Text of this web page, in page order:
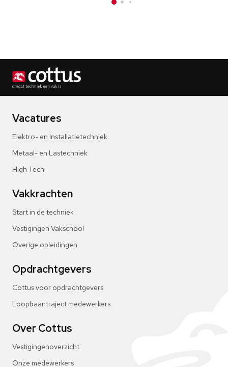
Vacatures
Elektro- en Installatietechniek
Metaal- en Lastechniek
High Tech
Vakkrachten
Start in de techniek
Vestigingen Vakschool
Overige opleidingen
Opdrachtgevers
Cottus voor opdrachtgevers
Loopbaantraject medewerkers
Over Cottus
Vestigingenoverzicht
Onze medewerkers